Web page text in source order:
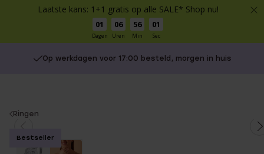
Laatste kans: 1+1 gratis op alle SALE* Shop nu!
01
Dagen
06
Uren
56
Min
00
Sec
Op werkdagen voor 17:00 besteld, morgen in huis
You
here:
Ringen
Bestseller